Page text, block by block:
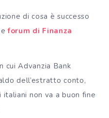
di cosa è successo
eforum di Finanza
cui Advanzia Bank
dell’estratto conto,
non va a buon fine